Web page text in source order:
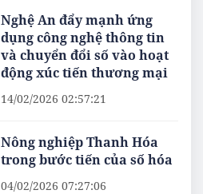
Nghệ An đẩy mạnh ứng
dụng công nghệ thông tin
và chuyển đổi số vào hoạt
động xúc tiến thương mại
14/02/2026 02:57:21
Nông nghiệp Thanh Hóa
trong bước tiến của số hóa
04/02/2026 07:27:06